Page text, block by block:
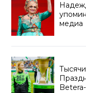
медиа